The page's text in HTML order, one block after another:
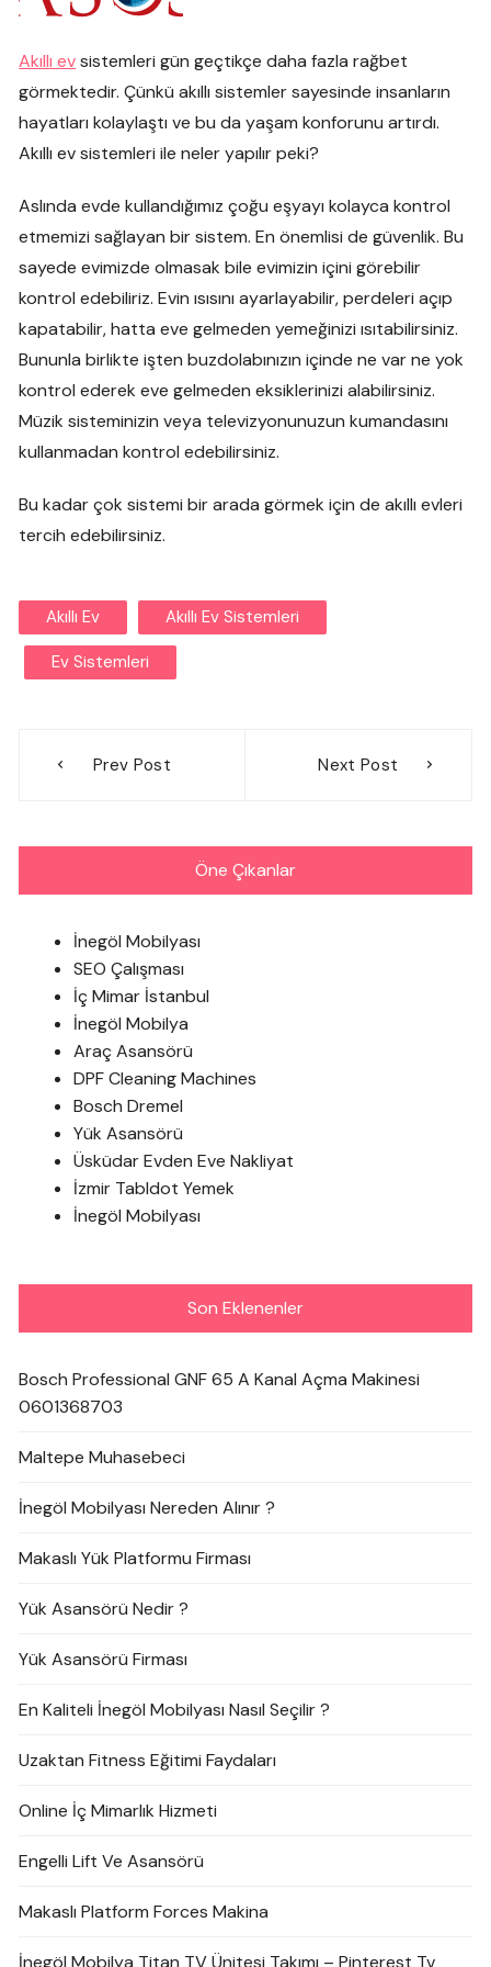
Akıllı evsistemleri gün geçtikçe daha fazla rağbet
görmektedir. Çünkü akıllı sistemler sayesinde insanların
hayatları kolaylaştı ve bu da yaşam konforunu artırdı.
Akıllı ev sistemleri ile neler yapılır peki?
Aslında evde kullandığımız çoğu eşyayı kolayca kontrol
etmemizi sağlayan bir sistem. En önemlisi de güvenlik. Bu
sayede evimizde olmasak bile evimizin içini görebilir
kontrol edebiliriz. Evin ısısını ayarlayabilir, perdeleri açıp
kapatabilir, hatta eve gelmeden yemeğinizi ısıtabilirsiniz.
Bununla birlikte işten buzdolabınızın içinde ne var ne yok
kontrol ederek eve gelmeden eksiklerinizi alabilirsiniz.
Müzik sisteminizin veya televizyonunuzun kumandasını
kullanmadan kontrol edebilirsiniz.
Bu kadar çok sistemi bir arada görmek için de akıllı evleri
tercih edebilirsiniz.
Akıllı Ev Akıllı Ev Sistemleri
Ev Sistemleri
gezinmesi
Prev Post Next Post
Öne Çıkanlar
İnegöl Mobilyası
SEO Çalışması
İç Mimar İstanbul
İnegöl Mobilya
Araç Asansörü
DPF Cleaning Machines
Bosch Dremel
Yük Asansörü
Üsküdar Evden Eve Nakliyat
İzmir Tabldot Yemek
İnegöl Mobilyası
Son Eklenenler
Bosch Professional GNF 65 A Kanal Açma Makinesi
0601368703
Maltepe Muhasebeci
İnegöl Mobilyası Nereden Alınır ?
Makaslı Yük Platformu Firması
Yük Asansörü Nedir ?
Yük Asansörü Firması
En Kaliteli İnegöl Mobilyası Nasıl Seçilir ?
Uzaktan Fitness Eğitimi Faydaları
Online İç Mimarlık Hizmeti
Engelli Lift Ve Asansörü
Makaslı Platform Forces Makina
İnegöl Mobilya Titan TV Ünitesi Takımı – Pinterest Tv